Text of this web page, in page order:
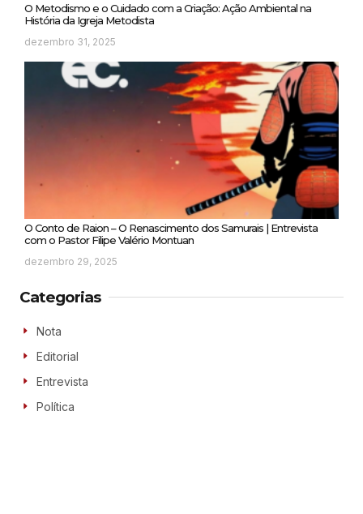
O Metodismo e o Cuidado com a Criação: Ação Ambiental na
História da Igreja Metodista
dezembro 31, 2025
O Conto de Raion – O Renascimento dos Samurais | Entrevista
com o Pastor Filipe Valério Montuan
dezembro 29, 2025
Categorias
Nota
Editorial
Entrevista
Política